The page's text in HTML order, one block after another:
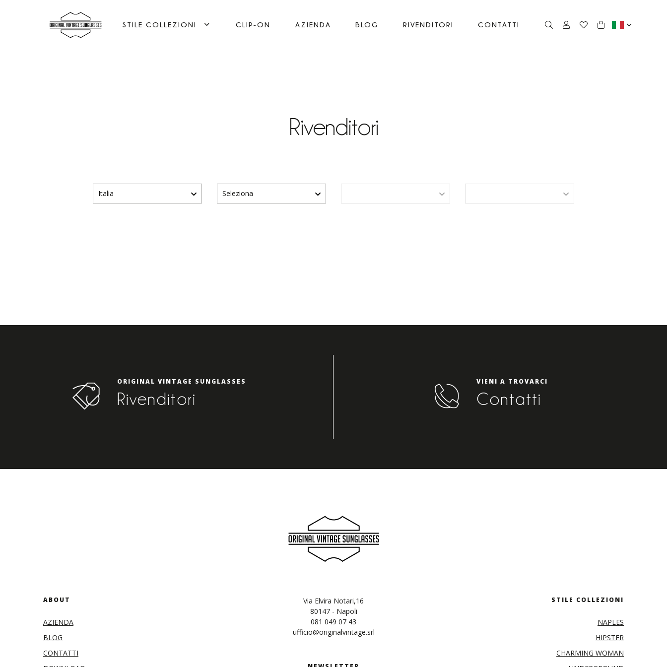
STILE COLLEZIONI CLIP-ON AZIENDA BLOG RIVENDITORI CONTATTI
Rivenditori
Italia Seleziona
ORIGINAL VINTAGE SUNGLASSES
Rivenditori
VIENI A TROVARCI
Contatti
ABOUT
AZIENDA
BLOG
CONTATTI
Via Elvira Notari,16
80147 - Napoli
081 049 07 43
ufficio@originalvintage.srl
STILE COLLEZIONI
NAPLES
HIPSTER
CHARMING WOMAN